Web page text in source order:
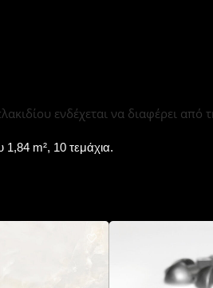
ενδέχεται να διαφέρει
1,84 m², 10 τεμάχια.